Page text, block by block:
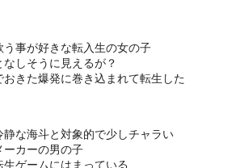
う事が好きな転入生の女の子
なしそうに見えるが？
おきた爆発に巻き込まれて転生した
静な海斗と対象的で少しチャラい
ーカーの男の子
生ゲームにはまっている